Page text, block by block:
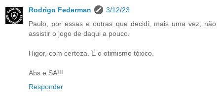
Rodrigo Federman
3/12/23
Paulo, por essas e outras que decidi, mais uma vez, não
assistir o jogo de daqui a pouco.
Higor, com certeza. É o otimismo tóxico.
Abs e SA!!!
Responder